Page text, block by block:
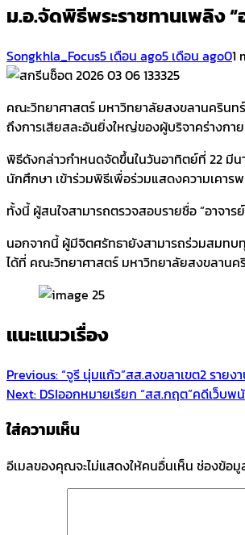
ม.อ.จัดพิธีพระราชทานเพลิง
Songkhla_Focus5 เดือน ago5 เดือน ago01
คณะวิทยาศาสตร์ มหาวิทยาลัยสงขลานครินท
ถึงการเสียสละอันยิ่งใหญ่ของผู้บริจาคร่างกา
พิธีดังกล่าวกำหนดจัดขึ้นในวันอาทิตย์ที่ 22 มีน
นักศึกษา เข้าร่วมพิธีเพื่อร่วมแสดงความเคา
ทั้งนี้ ผู้สนใจสามารถตรวจสอบรายชื่อ “อาจาร
นอกจากนี้ ผู้มีจิตศรัทธายังสามารถร่วมสมทบ
ได้ที่ คณะวิทยาศาสตร์ มหาวิทยาลัยสงขลานค
แนะแนวเรื่อง
Previous:“จูรี นุ่มแก้ว”สส.สงขลาเขต2 รายง
Next: DSIออกหมายเรียก “สส.กฤต”คดีเว็บพ
ใส่ความเห็น
อีเมลของคุณจะไม่แสดงให้คนอื่นเห็น ช่องข้อมู